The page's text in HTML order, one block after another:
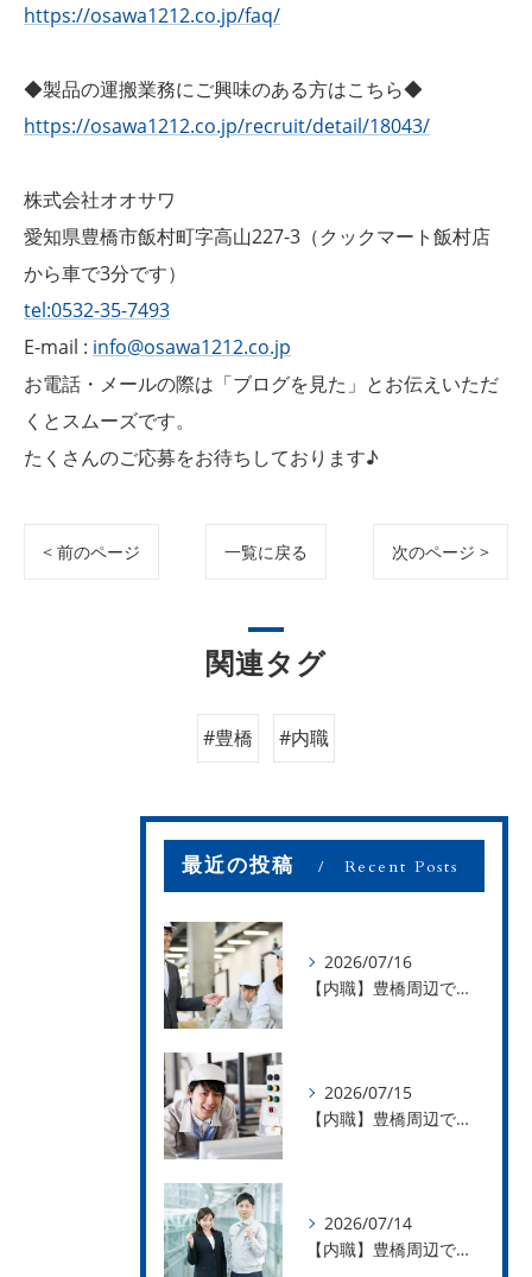
https://osawa1212.co.jp/faq/
◆製品の運搬業務にご興味のある方はこちら◆
https://osawa1212.co.jp/recruit/detail/18043/
株式会社オオサワ
愛知県豊橋市飯村町字高山227-3（クックマート飯村店
から車で3分です）
tel:0532-35-7493
E-mail : info@osawa1212.co.jp
お電話・メールの際は「ブログを見た」とお伝えいただ
くとスムーズです。
たくさんのご応募をお待ちしております♪
< 前のページ 一覧に戻る 次のページ >
関連タグ
#豊橋 #内職
最近の投稿 Recent Posts
2026/07/16
【内職】豊橋周辺で内職のお仕事を探している方募集中！【お仕事の内容】
2026/07/15
【内職】豊橋周辺で内職のお仕事を探している方募集中！【急な学級閉鎖も安心】
2026/07/14
【内職】豊橋周辺で内職のお仕事を探している方募集中！【内職さまのお声②】